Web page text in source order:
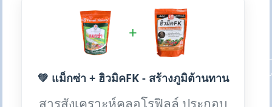
+
💚 แม็กซ่า + ฮิวมิคFK - สร้างภูมิต้านทาน
สารสังเคราะห์คลอโรฟิลล์ ประกอบ